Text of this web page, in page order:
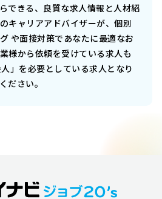
できる、良質な求人情報と人材紹
キャリアアドバイザーが、個別
や面接対策であなたに最適なお
様から依頼を受けている求人も
」を必要としている求人となり
ださい。